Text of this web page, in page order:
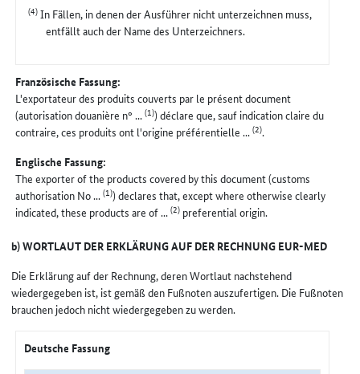
(4)In Fällen, in denen der Ausführer nicht unterzeichnen muss,
entfällt auch der Name des Unterzeichners.
Französische Fassung:
L'exportateur des produits couverts par le présent document
(autorisation douanière n° ...(1)) déclare que, sauf indication claire du
contraire, ces produits ont l'origine préférentielle ...(2).
Englische Fassung:
The exporter of the products covered by this document (customs
authorisation No ...(1)) declares that, except where otherwise clearly
indicated, these products are of ...(2) preferential origin.
b) WORTLAUT DER ERKLÄRUNG AUF DER RECHNUNG EUR-MED
Die Erklärung auf der Rechnung, deren Wortlaut nachstehend
wiedergegeben ist, ist gemäß den Fußnoten auszufertigen. Die Fußnoten
brauchen jedoch nicht wiedergegeben zu werden.
Deutsche Fassung